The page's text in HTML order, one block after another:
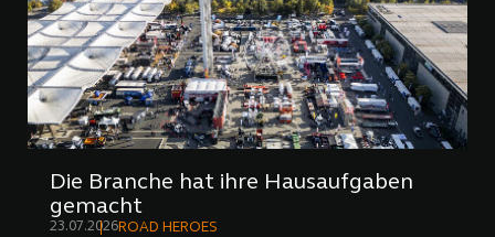
Die Branche hat ihre Hausaufgaben
gemacht
23.07.2026ROAD HEROES